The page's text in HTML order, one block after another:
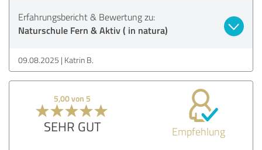
Erfahrungsbericht & Bewertung zu:
Naturschule Fern & Aktiv ( in natura)
09.08.2025 Katrin B.
5,00 von 5
SEHR GUT Empfehlung